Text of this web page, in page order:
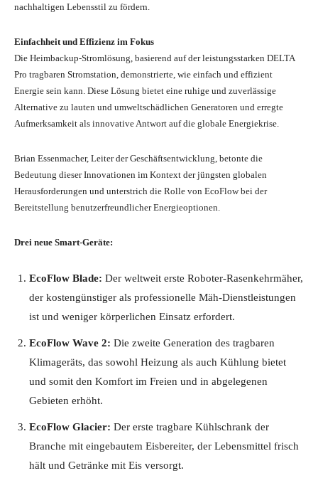
nachhaltigen Lebensstil zu fördern.
Einfachheit und Effizienz im Fokus
Die Heimbackup-Stromlösung, basierend auf der leistungsstarken DELTA
Pro tragbaren Stromstation, demonstrierte, wie einfach und effizient
Energie sein kann. Diese Lösung bietet eine ruhige und zuverlässige
Alternative zu lauten und umweltschädlichen Generatoren und erregte
Aufmerksamkeit als innovative Antwort auf die globale Energiekrise.
Brian Essenmacher, Leiter der Geschäftsentwicklung, betonte die
Bedeutung dieser Innovationen im Kontext der jüngsten globalen
Herausforderungen und unterstrich die Rolle von EcoFlow bei der
Bereitstellung benutzerfreundlicher Energieoptionen.
Drei neue Smart-Geräte:
EcoFlow Blade: Der weltweit erste Roboter-Rasenkehrmäher,
der kostengünstiger als professionelle Mäh-Dienstleistungen
ist und weniger körperlichen Einsatz erfordert.
EcoFlow Wave 2: Die zweite Generation des tragbaren
Klimageräts, das sowohl Heizung als auch Kühlung bietet
und somit den Komfort im Freien und in abgelegenen
Gebieten erhöht.
EcoFlow Glacier: Der erste tragbare Kühlschrank der
Branche mit eingebautem Eisbereiter, der Lebensmittel frisch
hält und Getränke mit Eis versorgt.